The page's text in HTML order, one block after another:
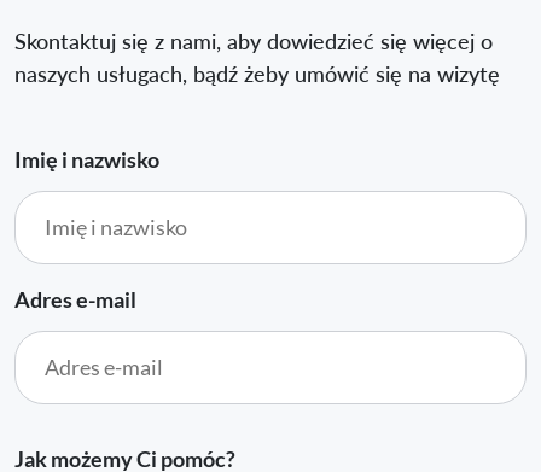
Skontaktuj się z nami, aby dowiedzieć się więcej o
naszych usługach, bądź żeby umówić się na wizytę
Imię i nazwisko
Adres e-mail
Jak możemy Ci pomóc?